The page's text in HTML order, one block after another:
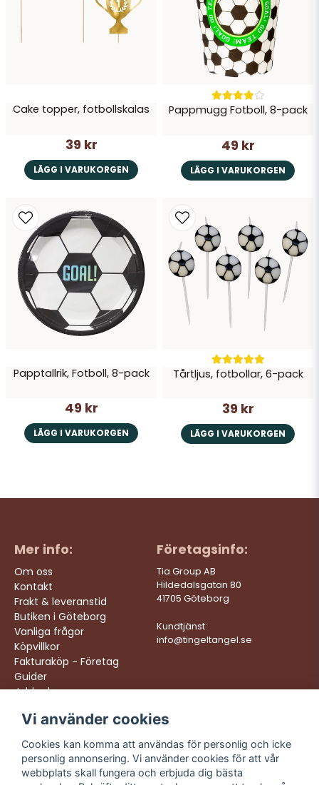
Cake topper, fotbollskalas
39 kr
LÄGG I VARUKORGEN
Pappmugg Fotboll, 8-pack
49 kr
LÄGG I VARUKORGEN
Papptallrik, Fotboll, 8-pack
49 kr
LÄGG I VARUKORGEN
Tårtljus, fotbollar, 6-pack
39 kr
LÄGG I VARUKORGEN
Mer info:
Om oss
Kontakt
Frakt & leveranstid
Butiken i Göteborg
Vanliga frågor
Köpvillkor
Fakturaköp - Företag
Guider
Jobba hos oss
Företagsinfo:
Tia Group AB
Hildedalsgatan 80
41705 Göteborg
Kundtjänst:
info@tingeltangel.se
Följ oss:
Instagram
Facebook
Vi levererar:
Snabba leveranser
Trygga köp
Fri frakt över 499:-
Vi använder cookies
Cookies kan komma att användas för personlig och icke
personlig annonsering. Vi använder cookies för att vår
webbplats skall fungera och erbjuda dig bästa